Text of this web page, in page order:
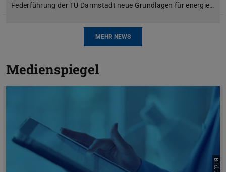
Federführung der TU Darmstadt neue Grundlagen für energie…
MEHR NEWS
Medienspiegel